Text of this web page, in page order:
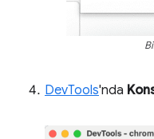
DevTools'nda